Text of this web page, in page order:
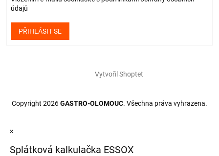
údajů
PŘIHLÁSIT SE
Vytvořil Shoptet
Copyright 2026GASTRO-OLOMOUC. Všechna práva vyhrazena.
×
Splátková kalkulačka ESSOX